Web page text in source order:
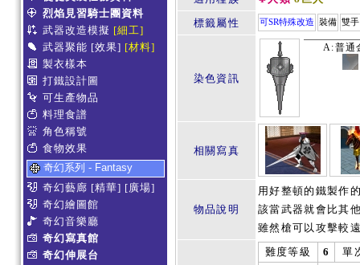
烈焰見習騎士團資料
武器改造模擬 [細工]
武器聚能 [效果] [材料]
製衣樣本
打鐵設計圖
可生產物品
料理食譜
角色稱號
食物效果
奇幻系列 - Fantasy
奇幻藝廊 [精華] [廣場]
奇幻繪圖館
奇幻音樂廳
奇幻寫真館
奇幻伸展台
標籤屬性
可SR特殊改造 裝備 雙手
染色資訊
A:普通
相關寫真
物品說明
用好整頓的鐵製作
該當武器就會比其
雖然槍可以攻擊較
難度等級 6
單